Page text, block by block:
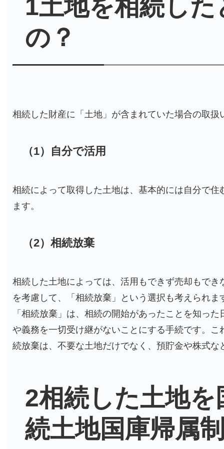
1土地を相続し
の？
相続した財産に「土地」が含まれていた場合の取
（1）自分で活用
相続によって取得した土地は、基本的には自分で
ます。
（2）相続放棄
相続した土地によっては、活用もできず売却もで
を考慮して、「相続放棄」という選択も考えられま
「相続放棄」は、相続の開始があったことを知っ
や義務を一切受け継がないことにする手続です。
続放棄は、不要な土地だけでなく、預貯金や株式
2相続した土地
続土地国庫帰属